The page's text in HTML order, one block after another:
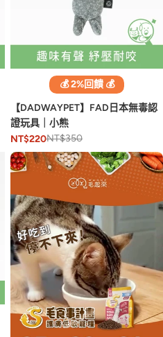
💰 2%回饋 💰
【DADWAYPET】FAD日本無毒認
證玩具｜小熊
NT$220NT$350